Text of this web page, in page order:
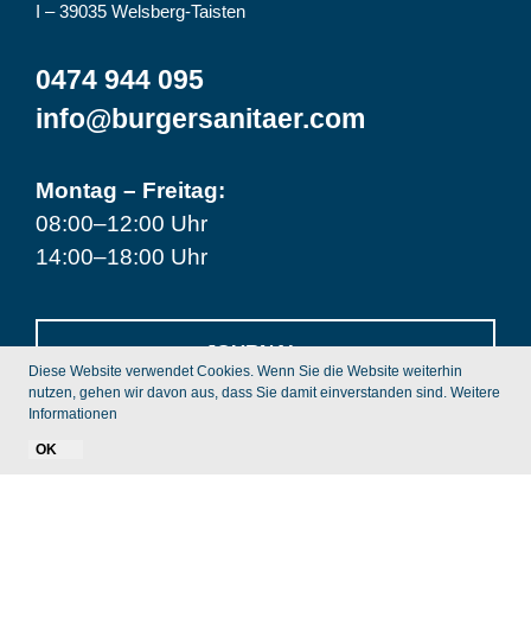
JOURNAL
facebook
I – 39035 Welsberg-Taisten
0474 944 095
info@burgersanitaer.com
Montag – Freitag:
08:00–12:00 Uhr
14:00–18:00 Uhr
Diese Website verwendet Cookies. Wenn Sie die Website weiterhin
nutzen, gehen wir davon aus, dass Sie damit einverstanden sind. Weitere
Informationen
OK